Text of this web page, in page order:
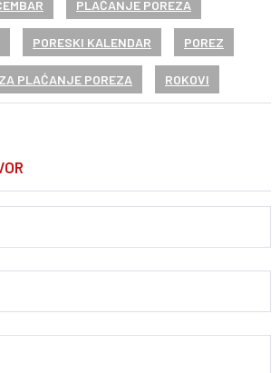
PLAĆANJE POREZA
PORESKI KALENDAR POREZ
PLAĆANJE POREZA ROKOVI